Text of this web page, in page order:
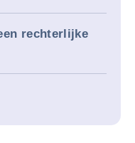
rechterlijke